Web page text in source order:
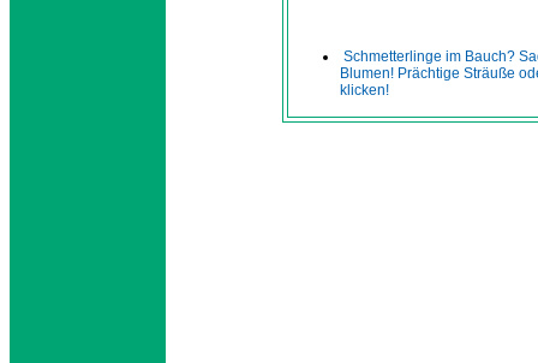
Schmetterlinge im Bauch?
Blumen! Prächtige Sträuße
klicken!